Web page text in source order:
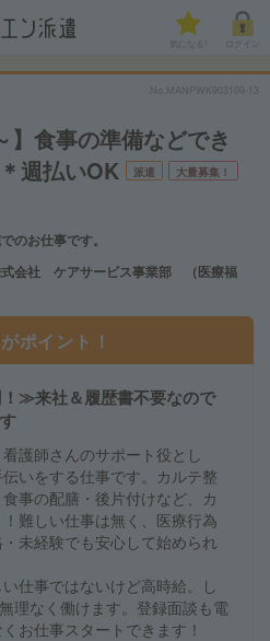
気になる!
No.MANPWK903109-13
】食事の準備などでき
週払いOK
派遣 大量募集！
お仕事です。
式会社 ケアサービス事業部 （医療福
ポイント！
≫来社＆履歴書不要なので
護師さんのサポート役とし
いをする仕事です。カルテ整
事の配膳・後片付けなど、カ
難しい仕事は無く、医療行為
未経験でも安心して始められ
仕事ではないけど高時給。し
理なく働けます。登録面談も電
お仕事スタートできます！